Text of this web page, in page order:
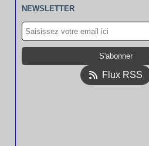
NEWSLETTER
Flux RSS